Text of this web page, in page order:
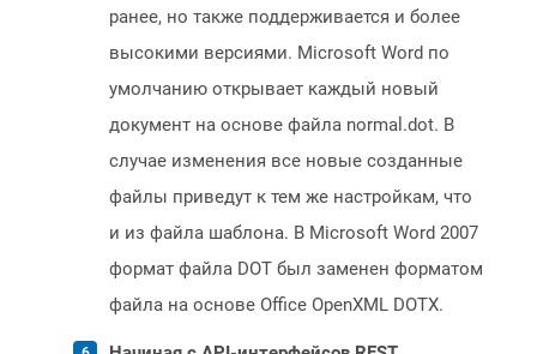
ранее, но также поддерживается и более
высокими версиями. Microsoft Word по
умолчанию открывает каждый новый
документ на основе файла normal.dot. В
случае изменения все новые созданные
файлы приведут к тем же настройкам, что
и из файла шаблона. В Microsoft Word 2007
формат файла DOT был заменен форматом
файла на основе Office OpenXML DOTX.